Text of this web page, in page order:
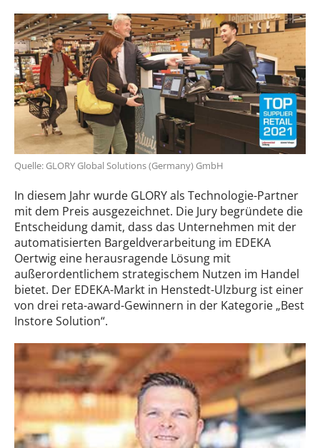
Quelle: GLORY Global Solutions (Germany) GmbH
In diesem Jahr wurde GLORY als Technologie-Partner
mit dem Preis ausgezeichnet. Die Jury begründete die
Entscheidung damit, dass das Unternehmen mit der
automatisierten Bargeldverarbeitung im EDEKA
Oertwig eine herausragende Lösung mit
außerordentlichem strategischem Nutzen im Handel
bietet. Der EDEKA-Markt in Henstedt-Ulzburg ist einer
von drei reta-award-Gewinnern in der Kategorie „Best
Instore Solution“.